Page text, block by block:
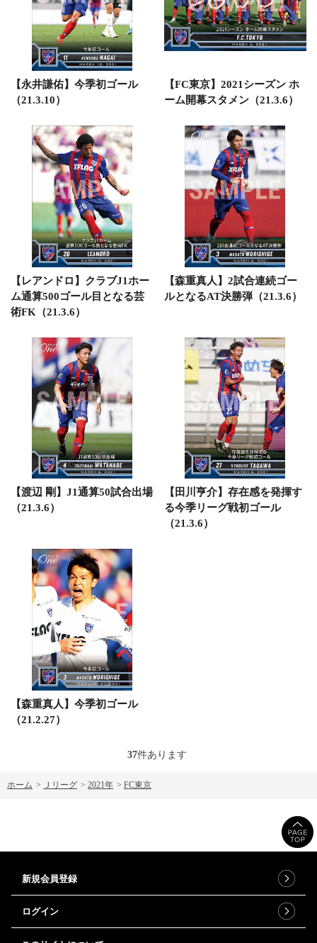
【永井謙佑】今季初ゴール
（21.3.10）
【FC東京】2021シーズン ホ
ーム開幕スタメン（21.3.6）
【レアンドロ】クラブJ1ホー
ム通算500ゴール目となる芸
術FK（21.3.6）
【森重真人】2試合連続ゴー
ルとなるAT決勝弾（21.3.6）
【渡辺 剛】J1通算50試合出場
（21.3.6）
【田川亨介】存在感を発揮す
る今季リーグ戦初ゴール
（21.3.6）
【森重真人】今季初ゴール
（21.2.27）
37件あります
ホーム > Ｊリーグ > 2021年 > FC東京
新規会員登録
ログイン